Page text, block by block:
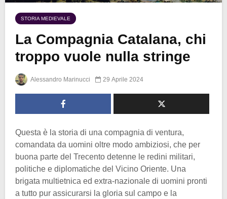
STORIA MEDIEVALE
La Compagnia Catalana, chi
troppo vuole nulla stringe
Alessandro Marinucci 29 Aprile 2024
Questa è la storia di una compagnia di ventura,
comandata da uomini oltre modo ambiziosi, che per
buona parte del Trecento detenne le redini militari,
politiche e diplomatiche del Vicino Oriente. Una
brigata multietnica ed extra-nazionale di uomini pronti
a tutto pur assicurarsi la gloria sul campo e la